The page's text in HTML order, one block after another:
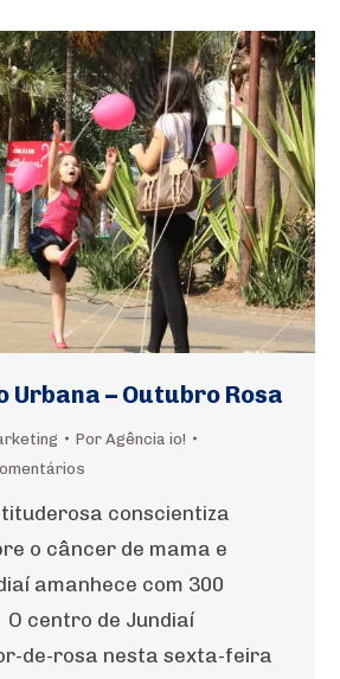
– Outubro Rosa
Por Agência io!
conscientiza
o câncer de mama e
amanhece com 300
centro de Jundiaí
de-rosa nesta sexta-feira